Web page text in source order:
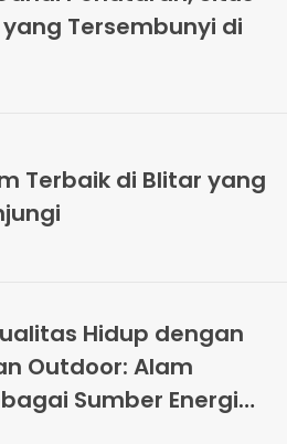
Tersembunyi di
Terbaik di Blitar yang
Hidup dengan
Outdoor: Alam
Sumber Energi